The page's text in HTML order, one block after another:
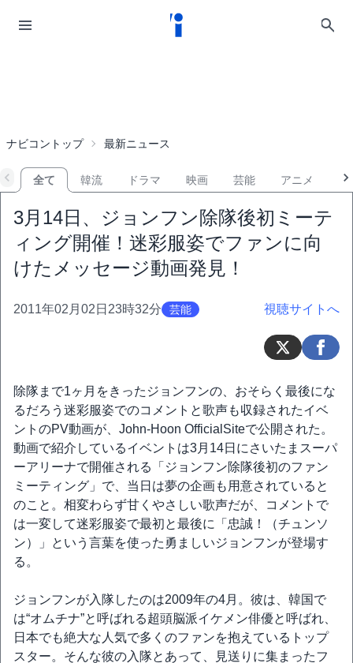
ナビコントップ 最新ニュース
全て 韓流 ドラマ 映画 芸能 アニメ
3月14日、ジョンフン除隊後初ミーテ
ィング開催！迷彩服姿でファンに向
けたメッセージ動画発見！
2011年02月02日23時32分 芸能 視聴サイトへ
除隊まで1ヶ月をきったジョンフンの、おそらく最後にな
るだろう迷彩服姿でのコメントと歌声も収録されたイベ
ントのPV動画が、John-Hoon OfficialSiteで公開された。
動画で紹介しているイベントは3月14日にさいたまスーパ
ーアリーナで開催される「ジョンフン除隊後初のファン
ミーティング」で、当日は夢の企画も用意されていると
のこと。相変わらず甘くやさしい歌声だが、コメントで
は一変して迷彩服姿で最初と最後に「忠誠！（チュンソ
ン）」という言葉を使った勇ましいジョンフンが登場す
る。
ジョンフンが入隊したのは2009年の4月。彼は、韓国で
は“オムチナ”と呼ばれる超頭脳派イケメン俳優と呼ばれ、
日本でも絶大な人気で多くのファンを抱えているトップ
スター。そんな彼の入隊とあって、見送りに集まったフ